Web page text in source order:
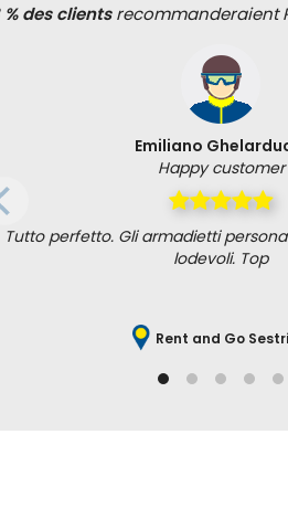
% des clientsrecommanderaient
Emiliano
Happy customer
Tutto perfetto. Gli armadietti
lodevoli. Top
Rent and Go